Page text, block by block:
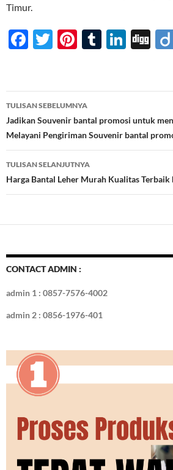
Timur.
F
b
o
o
k
T
er
Pi
es
t
T
bl
r
Li
e
dI
n
Di
Navigasi
Tulisan
TULISAN SEBELUMNYA
Jadikan Souvenir bantal promosi untuk
Melayani Pengiriman Souvenir bantal
TULISAN SELANJUTNYA
Harga Bantal Leher Murah Kualitas Terbaik
CONTACT ADMIN :
admin 1 : 0857-7576-4002
admin 2 : 0856-1976-401